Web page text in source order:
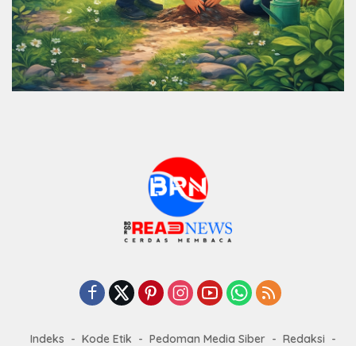
Indeks Kode Etik Pedoman Media Siber Redaksi